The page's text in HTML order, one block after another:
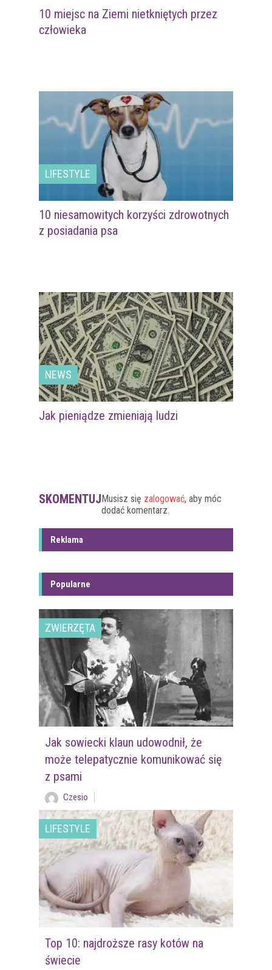
10 miejsc na Ziemi nietkniętych przez
człowieka
LIFESTYLE
10 niesamowitych korzyści zdrowotnych
z posiadania psa
NEWS
Jak pieniądze zmieniają ludzi
SKOMENTUJ Musisz się zalogować, aby móc
dodać komentarz.
Reklama
Popularne
ZWIERZĘTA
Jak sowiecki klaun udowodnił, że
może telepatycznie komunikować się
z psami
Czesio
LIFESTYLE
Top 10: najdroższe rasy kotów na
świecie